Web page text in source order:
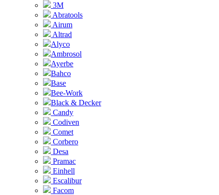
3M
Abratools
Airum
Altrad
Alyco
Ambrosol
Ayerbe
Bahco
Base
Bee-Work
Black & Decker
Candy
Codiven
Comet
Corbero
Desa
Pramac
Einhell
Escalibur
Facom